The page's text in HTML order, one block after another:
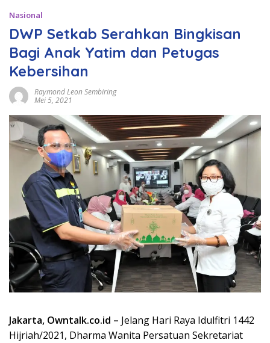
Nasional
DWP Setkab Serahkan Bingkisan
Bagi Anak Yatim dan Petugas
Kebersihan
Raymond Leon Sembiring
Mei 5, 2021
Jakarta, Owntalk.co.id – Jelang Hari Raya Idulfitri 1442
Hijriah/2021, Dharma Wanita Persatuan Sekretariat